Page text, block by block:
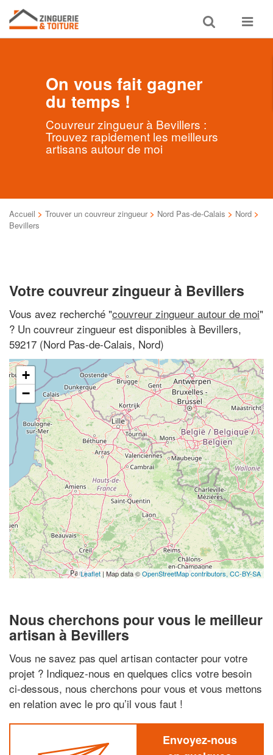
Toggle
search
Toggle
On vous fait gagner
du temps !
Couvreur zingueur à Bevillers :
Trouvez rapidement les meilleurs
artisans autour de moi
Accueil > Trouver un couvreur zingueur > Nord Pas-de-Calais > Nord >
Bevillers
Votre couvreur zingueur à Bevillers
Vous avez recherché "couvreur zingueur autour de moi"
? Un couvreur zingueur est disponibles à Bevillers,
59217 (Nord Pas-de-Calais, Nord)
+
−
Leaflet| Map data ©OpenStreetMap contributors, CC-BY-SA
Nous cherchons pour vous le meilleur
artisan à Bevillers
Vous ne savez pas quel artisan contacter pour votre
projet ? Indiquez-nous en quelques clics votre besoin
ci-dessous, nous cherchons pour vous et vous mettons
en relation avec le pro qu’il vous faut !
Envoyez-nous